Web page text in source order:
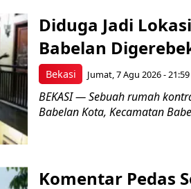
Bekasi
Diduga Jadi
Babelan
Jumat, 7 Agu 2026 - 21:59
BEKASI — Sebuah rumah
Babelan Kota, Kecamatan
Komentar Pedas